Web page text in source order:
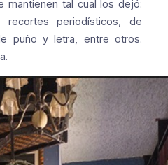
mantienen tal cual los dejó:
periodísticos, de
puño y letra, entre otros.